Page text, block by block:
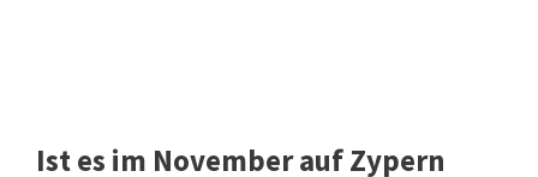
Ist es im November auf Zypern